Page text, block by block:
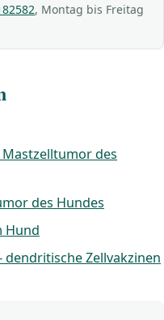
, Montag bis Freitag
des
des Hundes
Hund
Zellvakzinen